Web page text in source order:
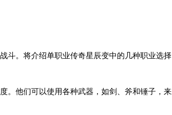
。将介绍单职业传奇星辰变中的几种职业选择
他们可以使用各种武器，如剑、斧和锤子，